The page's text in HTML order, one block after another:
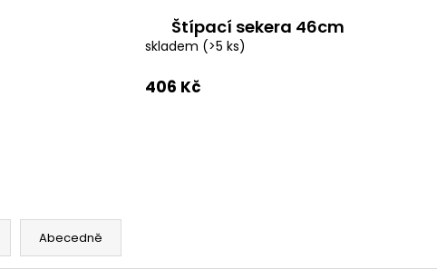
Štípací sekera 46cm
skladem (>5 ks)
406 Kč
Abecedně
81 Kč